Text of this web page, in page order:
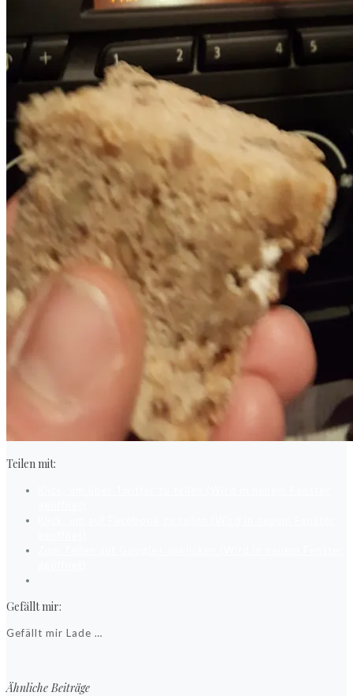
Teilen mit:
Gefällt mir:
Gefällt mir Lade …
Ähnliche Beiträge